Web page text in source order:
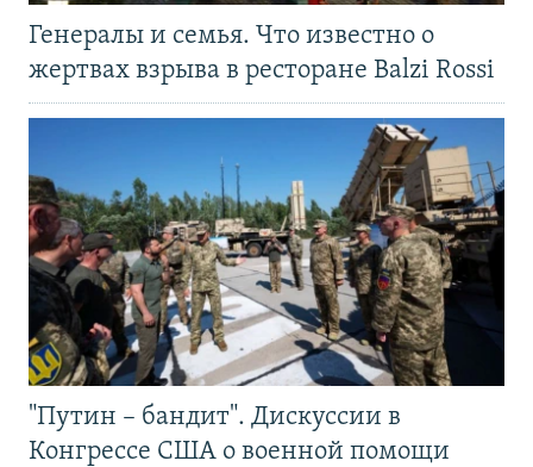
Генералы и семья. Что известно о
жертвах взрыва в ресторане Balzi Rossi
"Путин – бандит". Дискуссии в
Конгрессе США о военной помощи